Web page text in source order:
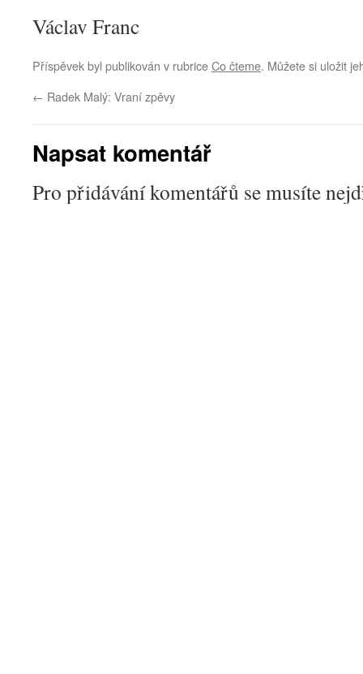
Václav Franc
Příspěvek byl publikován v rubriceCo čteme. Můžete si uložit
← Radek Malý: Vraní zpěvy
Napsat komentář
Pro přidávání komentářů se musíte